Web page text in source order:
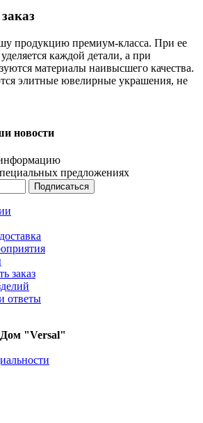
продукцию премиум-класса. При ее
каждой детали, а при
материалы наивысшего качества.
элитные ювелирные украшения, не
новости
предложениях
заказ
ответы
"Versal"